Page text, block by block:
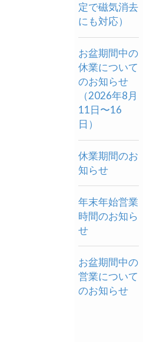
定で磁気消去
にも対応）
お盆期間中の
休業について
のお知らせ
（2026年8月
11日〜16
日）
休業期間のお
知らせ
年末年始営業
時間のお知ら
せ
お盆期間中の
営業について
のお知らせ